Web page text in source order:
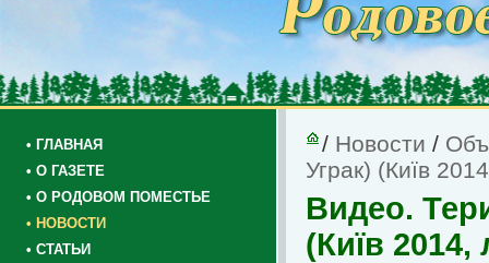
• ГЛАВНАЯ
• О ГАЗЕТЕ
• О РОДОВОМ ПОМЕСТЬЕ
• НОВОСТИ
• СТАТЬИ
/ Новости /
Уграк) (Київ
Видео.
(Київ